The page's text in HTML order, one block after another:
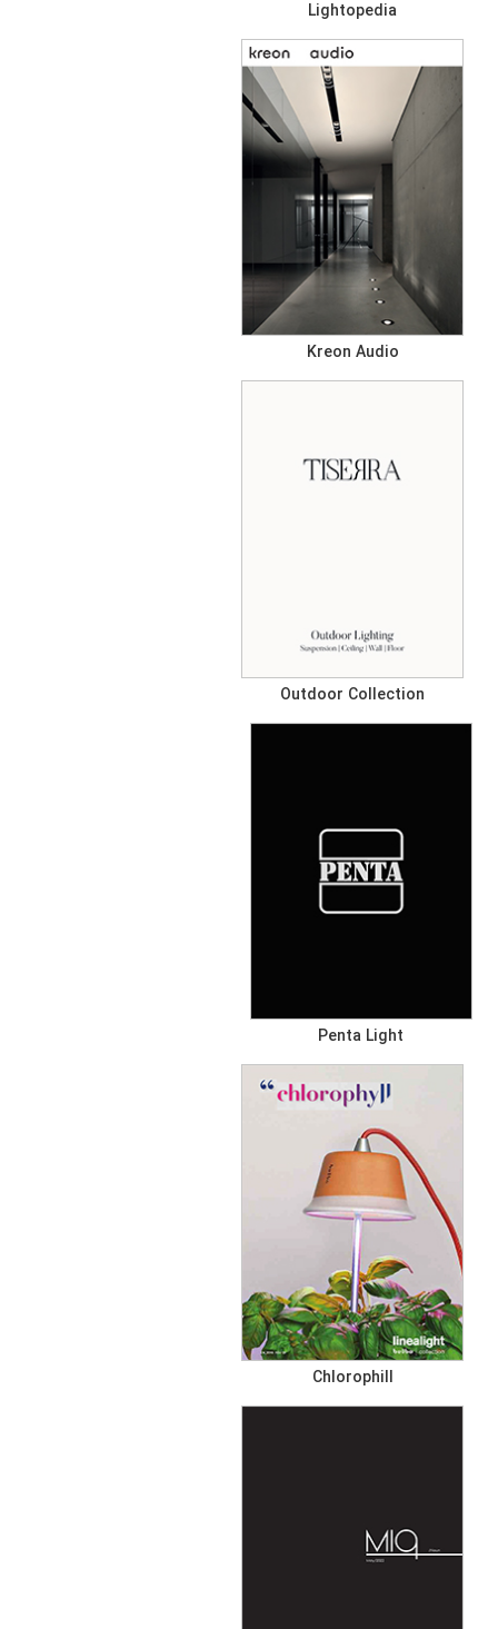
Lightopedia
Kreon Audio
Outdoor Collection
Penta Light
Chlorophill